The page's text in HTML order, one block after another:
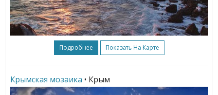
Подробнее Показать На Карте
Крымская мозаика • Крым